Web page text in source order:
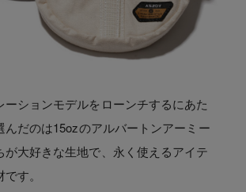
ーションモデルをローンチするにあた
んだのは15ozのアルバートンアーミー
が大好きな生地で、永く使えるアイテ
す。